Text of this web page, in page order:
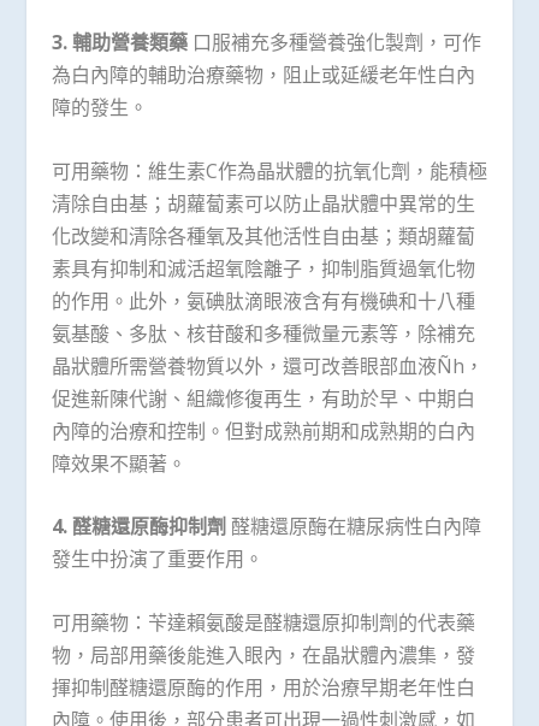
3.輔助營養類藥 口服補充多種營養強化製劑，可作
為白內障的輔助治療藥物，阻止或延緩老年性白內
障的發生。
可用藥物：維生素C作為晶狀體的抗氧化劑，能積極
清除自由基；胡蘿蔔素可以防止晶狀體中異常的生
化改變和清除各種氧及其他活性自由基；類胡蘿蔔
素具有抑制和滅活超氧陰離子，抑制脂質過氧化物
的作用。此外，氨碘肽滴眼液含有有機碘和十八種
氨基酸、多肽、核苷酸和多種微量元素等，除補充
晶狀體所需營養物質以外，還可改善眼部血液Ñ­­h，
促進新陳代謝、組織修復再生，有助於早、中期白
內障的治療和控制。但對成熟前期和成熟期的白內
障效果不顯著。
4. 醛糖還原酶抑制劑 醛糖還原酶在糖尿病性白內障
發生中扮演了重要作用。
可用藥物：苄達賴氨酸是醛糖還原抑制劑的代表藥
物，局部用藥後能進入眼內，在晶狀體內濃集，發
揮抑制醛糖還原酶的作用，用於治療早期老年性白
內障。使用後，部分患者可出現一過性刺激感，如